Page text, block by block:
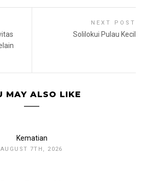
NEXT POST
Solilokui Pulau Kecil
MAY ALSO LIKE
Kematian
AUGUST 7TH, 2026